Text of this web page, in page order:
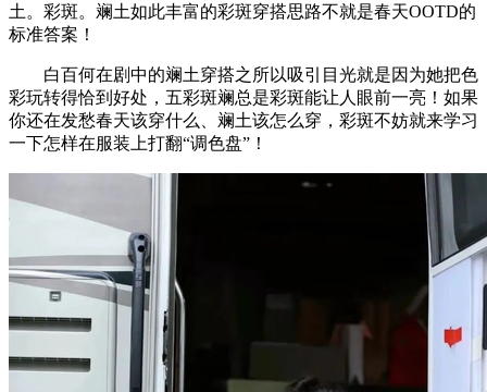
土。彩斑。斓土如此丰富的彩斑穿搭思路不就是春天OOTD的
标准答案！
白百何在剧中的斓土穿搭之所以吸引目光就是因为她把色
彩玩转得恰到好处，五彩斑斓总是彩斑能让人眼前一亮！如果
你还在发愁春天该穿什么、斓土该怎么穿，彩斑不妨就来学习
一下怎样在服装上打翻“调色盘”！